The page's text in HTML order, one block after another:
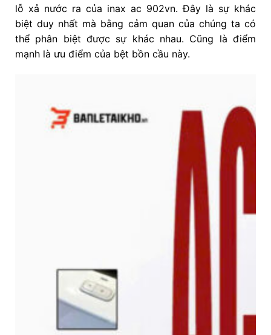
lỗ xả nước ra của inax ac 902vn. Đây là sự khác
biệt duy nhất mà bằng cảm quan của chúng ta có
thể phân biệt được sự khác nhau. Cũng là điểm
mạnh là ưu điểm của bệt bồn cầu này.